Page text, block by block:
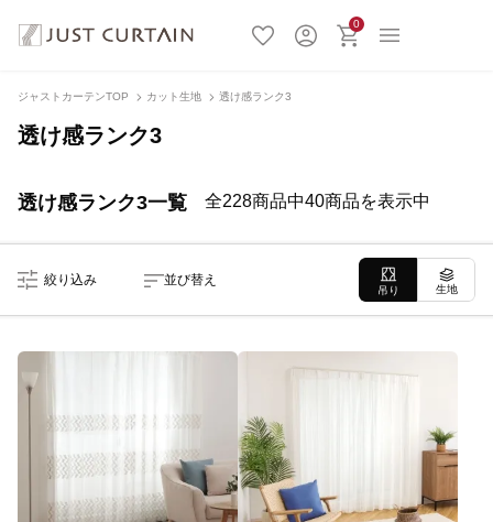
0
ジャストカーテンTOP カット生地 透け感ランク3
透け感ランク3
透け感ランク3一覧 全228商品中40商品を表示中
絞り込み 並び替え
吊り 生地